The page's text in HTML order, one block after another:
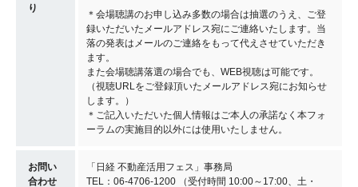
り
＊会場聴講のお申し込み多数の場合は抽選のうえ、ご登
録いただいたメールアドレス宛にご連絡いたします。当
落の発表はメールのご連絡をもって代えさせていただき
ます。
また会場聴講落選の場合でも、WEB視聴は可能です。
（視聴URLをご登録頂いたメールアドレス宛にお知らせ
します。）
＊ご記入いただいた個人情報はご本人の承諾なく本フォ
ーラムの実施目的以外には使用いたしません。
お問い
合わせ
「日経 不動産活用フェス」事務局
TEL：06-4706-1200 （受付時間 10:00～17:00、土・